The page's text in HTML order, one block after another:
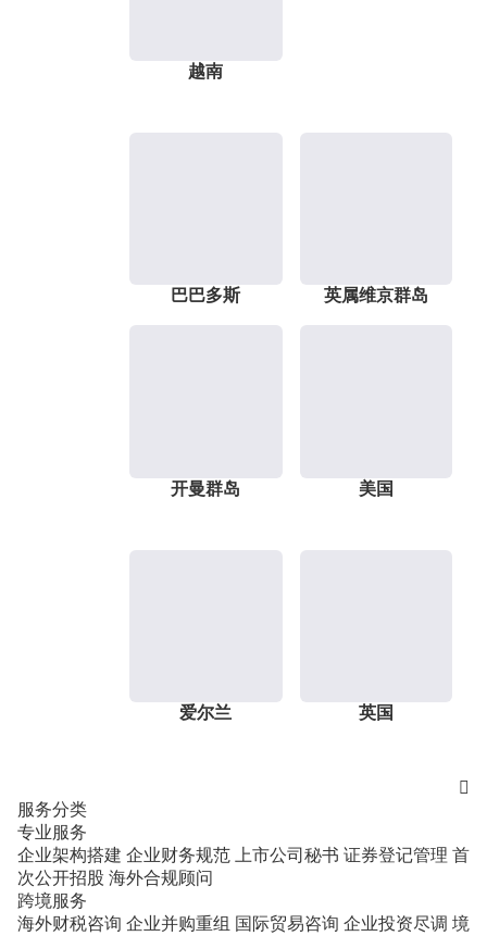
越南
巴巴多斯 英属维京群岛
开曼群岛 美国
爱尔兰 英国

服务分类
专业服务
企业架构搭建 企业财务规范 上市公司秘书 证券登记管理 首
次公开招股 海外合规顾问
跨境服务
海外财税咨询 企业并购重组 国际贸易咨询 企业投资尽调 境